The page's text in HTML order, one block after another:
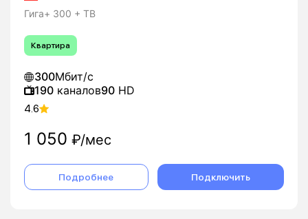
Гига+ 300 + ТВ
Квартира
300Мбит/с
190 каналов90 HD
4.6
1 050 ₽/мес
Подробнее Подключить